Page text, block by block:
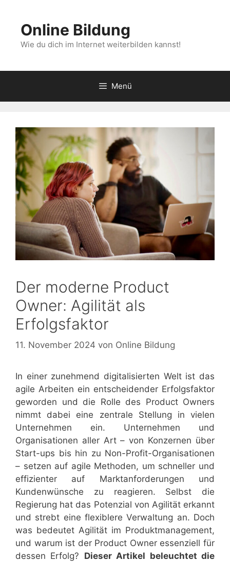
springenOnline Bildung
Wie du dich im Internet weiterbilden kannst!
Menü
Der moderne Product
Owner: Agilität als
Erfolgsfaktor
11. November 2024 von Online Bildung
In einer zunehmend digitalisierten Welt ist das
agile Arbeiten ein entscheidender Erfolgsfaktor
geworden und die Rolle des Product Owners
nimmt dabei eine zentrale Stellung in vielen
Unternehmen ein. Unternehmen und
Organisationen aller Art – von Konzernen über
Start-ups bis hin zu Non-Profit-Organisationen
– setzen auf agile Methoden, um schneller und
effizienter auf Marktanforderungen und
Kundenwünsche zu reagieren. Selbst die
Regierung hat das Potenzial von Agilität erkannt
und strebt eine flexiblere Verwaltung an. Doch
was bedeutet Agilität im Produktmanagement,
und warum ist der Product Owner essenziell für
dessen Erfolg? Dieser Artikel beleuchtet die